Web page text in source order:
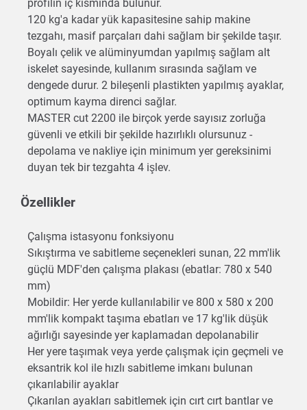
profilin iç kısmında bulunur.
120 kg'a kadar yük kapasitesine sahip makine
tezgahı, masif parçaları dahi sağlam bir şekilde taşır.
Boyalı çelik ve alüminyumdan yapılmış sağlam alt
iskelet sayesinde, kullanım sırasında sağlam ve
dengede durur. 2 bileşenli plastikten yapılmış ayaklar,
optimum kayma direnci sağlar.
MASTER cut 2200 ile birçok yerde sayısız zorluğa
güvenli ve etkili bir şekilde hazırlıklı olursunuz -
depolama ve nakliye için minimum yer gereksinimi
duyan tek bir tezgahta 4 işlev.
Özellikler
Çalışma istasyonu fonksiyonu
Sıkıştırma ve sabitleme seçenekleri sunan, 22 mm'lik
güçlü MDF'den çalışma plakası (ebatlar: 780 x 540
mm)
Mobildir: Her yerde kullanılabilir ve 800 x 580 x 200
mm'lik kompakt taşıma ebatları ve 17 kg'lik düşük
ağırlığı sayesinde yer kaplamadan depolanabilir
Her yere taşımak veya yerde çalışmak için geçmeli ve
eksantrik kol ile hızlı sabitleme imkanı bulunan
çıkarılabilir ayaklar
Çıkarılan ayakları sabitlemek için cırt cırt bantlar ve